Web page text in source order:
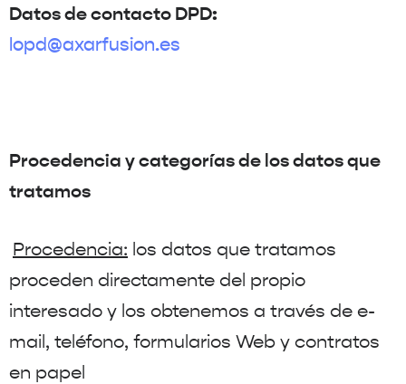
Datos de contacto DPD:
lopd@axarfusion.es
Procedencia y categorías de los datos que
tratamos
Procedencia: los datos que tratamos
proceden directamente del propio
interesado y los obtenemos a través de e-
mail, teléfono, formularios Web y contratos
en papel